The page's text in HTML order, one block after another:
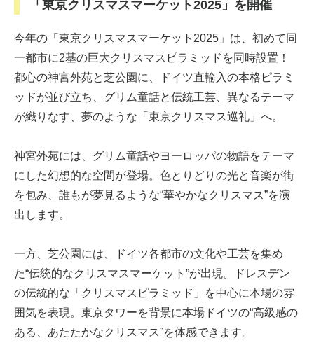
「東京クリスマスマーケット2025」を開催
今年の「東京クリスマスマーケット2025」は、初めて同
一都市に2基の巨大クリスマスピラミッドを同時設置！
都心の神宮外苑と芝公園に、ドイツ直輸入の本格ピラミ
ッドが並び立ち、グリム童話と伝統工芸、異なるテーマ
が織りなす、夢のような「東京クリスマス巡礼」へ。
神宮外苑には、グリム童話やヨーロッパの物語をテーマ
にした幻想的な空間が登場。色とりどりの光と音楽が街
を包み、誰もが夢見るような“華やかなクリスマス”を演
出します。
一方、芝公園には、ドイツ各都市の文化や工芸を集め
た“伝統的なクリスマスマーケット”が出現。ドレスデン
の伝統的な「クリスマスピラミッド」を中心に本場の雰
囲気を表現。東京タワーを背景に本場ドイツの“高級感の
ある、あたたかなクリスマス”を体感できます。